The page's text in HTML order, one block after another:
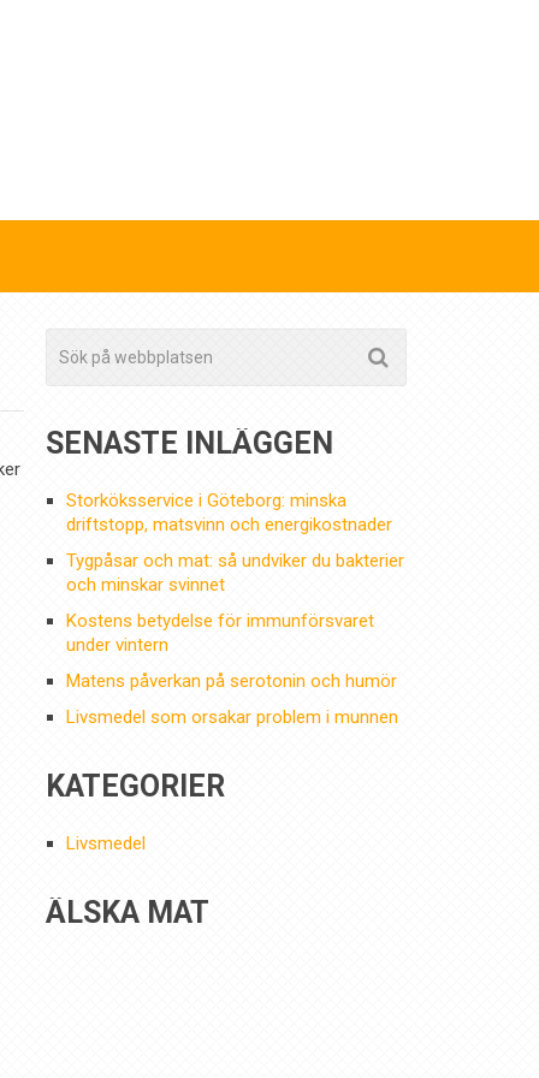
SENASTE INLÄGGEN
Storköksservice i Göteborg: minska
driftstopp, matsvinn och energikostnader
Tygpåsar och mat: så undviker du bakterier
och minskar svinnet
Kostens betydelse för immunförsvaret
under vintern
Matens påverkan på serotonin och humör
Livsmedel som orsakar problem i munnen
KATEGORIER
Livsmedel
ÄLSKA MAT